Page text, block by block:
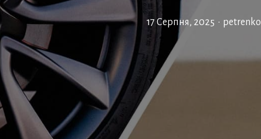
17 Серпня, 2025 • petrenko